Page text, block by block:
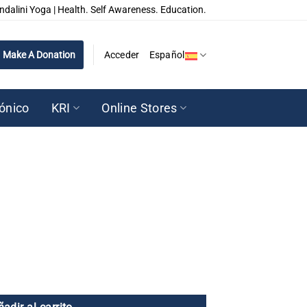
Yoga | Health. Self Awareness. Education.
Make A Donation Acceder Español
KRI Online Stores